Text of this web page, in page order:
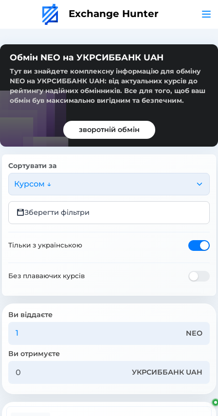
Exchange Hunter
Обмін NEO на УКРСИББАНК UAH
Тут ви знайдете комплексну інформацію для обміну
NEO на УКРСИББАНК UAH: від актуальних курсів до
рейтингу надійних обмінників. Все для того, щоб ваш
обмін був максимально вигідним та безпечним.
зворотній обмін
Сортувати за
Курсом ↓
Зберегти фільтри
Тільки з українською
Без плаваючих курсів
Ви віддаєте
NEO
Ви отримуєте
УКРСИББАНК UAH